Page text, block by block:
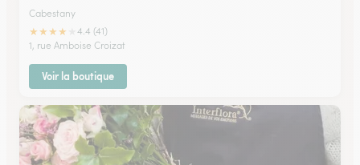
Cabestany
★★★★
4.4 (41)
1, rue Amboise Croizat
Voir la boutique